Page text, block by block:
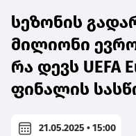
სეზონის
მილიონი
რა დევს UEFA
ფინალის
21.05.2025 • 15:00